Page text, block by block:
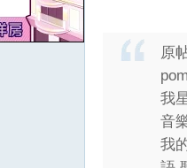
原
我
音
我